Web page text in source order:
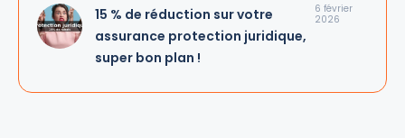
15 % de réduction sur votre
assurance protection juridique,
super bon plan !
6 février
2026